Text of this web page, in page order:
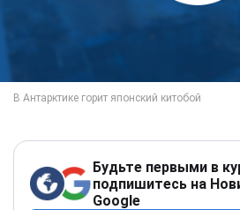
Будьте первыми в
подпишитесь на
Google